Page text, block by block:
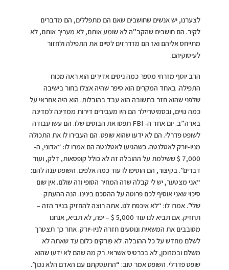
לצערנו, יש אנשים שחושבים שאם הם מתפללים, הם מדברים
לקיר. הם חושבים שהקב”ה לא שומע אותם, לא מעריך אותם, לא
מתייחס אליהם ואז הם מזדרזים לסיים את התפילה ולחזור
לעיסוקיהם.
הרב יוסף מזרחי מספר כמה ניסים אדירים הוא ראה מכוח
התפילה. באחד המקרים הוא סיפר שהיה אצלו בחור בישיבה
שלפני שהוא חזר בתשובה הוא עבד בהובלות. הוא היה אחראי על
כמה גויים, ובסמיטריילר הם היו מעבירים דירות ממדינה למדינה
בארה”ב. יום אחד ה- FBI תפסו את הבוסים שלו. הם עשו עבודה
לשופט פדרלי. הם לא ידעו שהוא שופט. הם העבירו לו את התכולה
מניו-יורק לאטלנטה. כשהגיעו לאטלנטה הם אמרו לו: “אדוני, ה-
7,000 $ ששילמת על ההובלה זה לא כולל קופסאות, דלק, ועוד
דברים”. בקיצור, הם הוסיפו לו עוד כמה אלפים. השופט ענה להם:
“אני מצטער, יש לי קבלה שזה המחיר הסופי וזה שולם. אין שום
סיכוי שאני אוסיף לכם פרוטה על ההסכם בינינו. הנה ההעתק
שלי”. אמרו לו: “לא איכפת לנו. אתה רוצה להחזיק בנייר הזה –
תחזיק. אם תביא לנו עוד 5,000 $ – יפה, לא תביא, אנחנו
מסובבים את המשאית ונוסעים חזרה לניו-יורק. אחר כך תצטרך
לשלם מחדש על כל ההובלה. לא פורקים כלום עד שאתה לא
משלם ובמזומן, לא בכרטיס אשראי. רק מה שהם לא ידעו שהוא
שופט פדרלי. השופט אמר טוב: “התעסקתם עם האדם הלא נכון”.